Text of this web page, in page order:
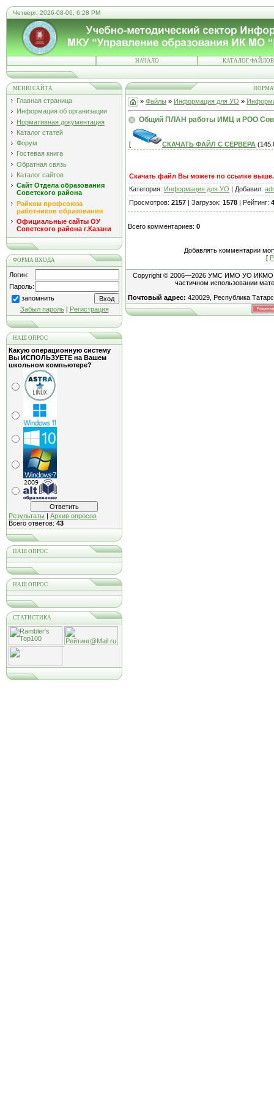
Четверг, 2026-08-06, 6:28 PM
НАЧАЛО КАТАЛОГ ФАЙЛОВ
МЕНЮ САЙТА
Главная страница
Информация об организации
Нормативная документация
Каталог статей
Форум
Гостевая книга
Обратная связь
Каталог сайтов
Сайт Отдела образования
Советского района
Райком профсоюза
работников образования
Официальные сайты ОУ
Советского района г.Казани
ФОРМА ВХОДА
Логин:
Пароль:
запомнить
Забыл пароль| Регистрация
НАШ ОПРОС
Какую операционную систему
Вы ИСПОЛЬЗУЕТЕ на Вашем
школьном компьютере?
Результаты | Архив опросов
Всего ответов: 43
НАШ ОПРОС
НАШ ОПРОС
СТАТИСТИКА
» Файлы » Информация для УО »
Общий ПЛАН работы ИМЦ и РОО
[ СКАЧАТЬ ФАЙЛ С СЕРВЕРА
Скачать файл Вы можете по ссылке
Категория: Информация для УО | Добавил:
Просмотров: 2157 | Загрузок: 1578 | Рейтинг:
Всего комментариев: 0
Добавлять комментарии
[
Copyright © 2006—2026 УМС ИМО УО ИКМО
частичном использовании
Почтовый адрес: 420029, Республика